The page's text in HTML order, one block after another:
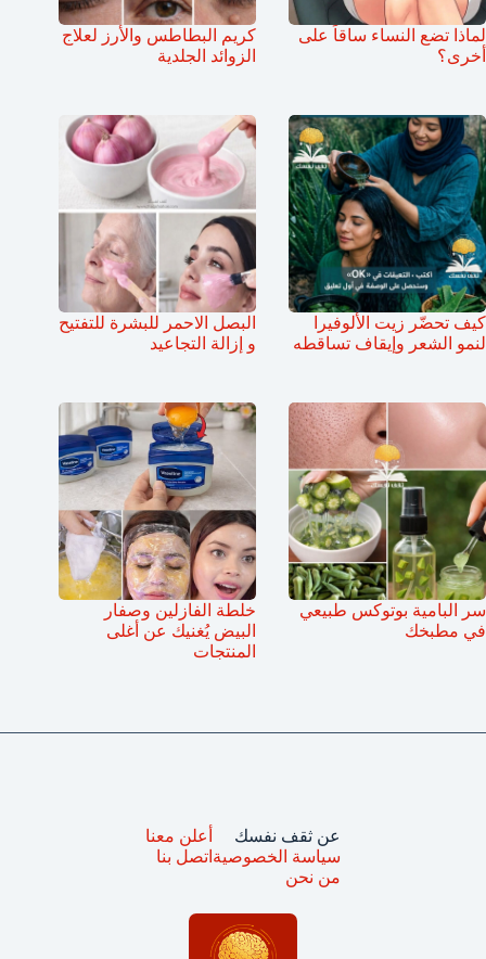
لماذا تضع النساء ساقاً على
أخرى؟
كريم البطاطس والأرز لعلاج
الزوائد الجلدية
كيف تحضّر زيت الألوفيرا
لنمو الشعر وإيقاف تساقطه
البصل الاحمر للبشرة للتفتيح
و إزالة التجاعيد
سر البامية بوتوكس طبيعي
في مطبخك
خلطة الفازلين وصفار
البيض يُغنيك عن أغلى
المنتجات
عن ثقف نفسك
سياسة الخصوصية
من نحن
أعلن معنا
اتصل بنا